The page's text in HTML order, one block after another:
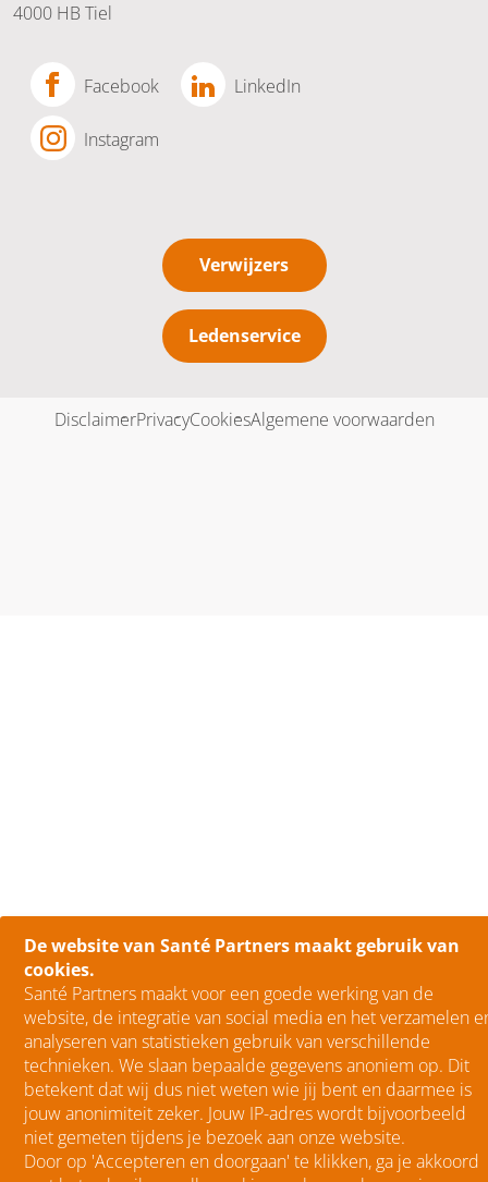
De website van Santé Partners maakt gebruik van
cookies.
Santé Partners maakt voor een goede werking van de
website, de integratie van social media en het verzamelen
analyseren van statistieken gebruik van verschillende
technieken. We slaan bepaalde gegevens anoniem op. Dit
betekent dat wij dus niet weten wie jij bent en daarmee is
jouw anonimiteit zeker. Jouw IP-adres wordt bijvoorbeeld
niet gemeten tijdens je bezoek aan onze website.
Door op 'Accepteren en doorgaan' te klikken, ga je akkoord
4000 HB Tiel
Facebook LinkedIn
Instagram
Verwijzers
Ledenservice
DisclaimerPrivacyCookiesAlgemene voorwaarden